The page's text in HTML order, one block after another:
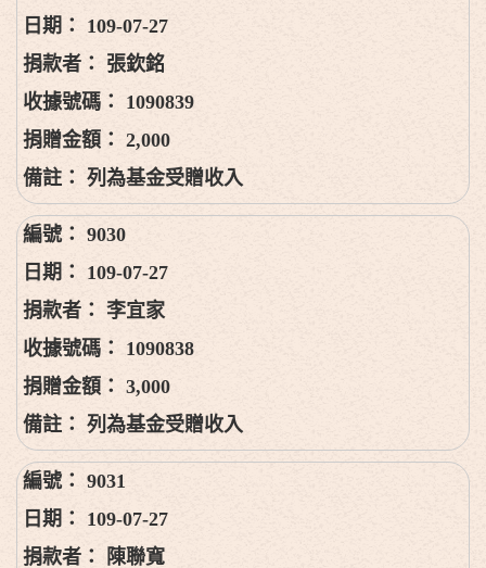
109-07-27
張欽銘
1090839
2,000
列為基金受贈收入
9030
109-07-27
李宜家
1090838
3,000
列為基金受贈收入
9031
109-07-27
陳聯寬